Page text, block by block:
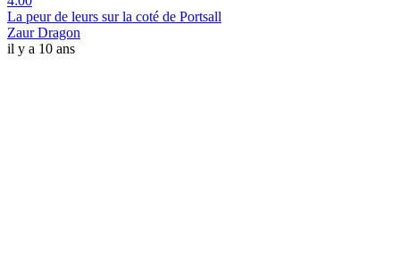
La peur de leurs sur la coté de Portsall
Zaur Dragon
il y a 10 ans